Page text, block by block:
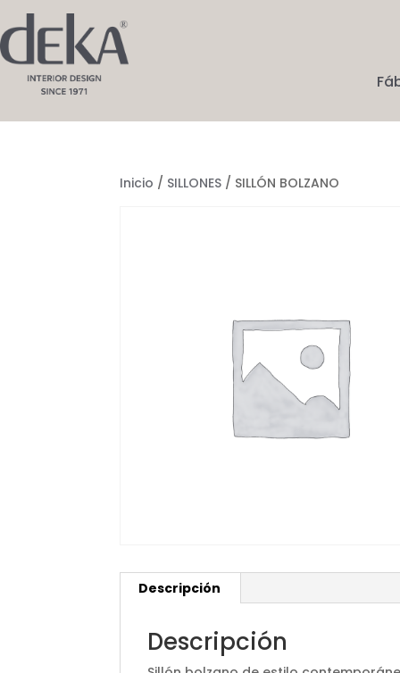
Inicio / SILLONES / SILLÓN BOLZANO
Descripción
Descripción